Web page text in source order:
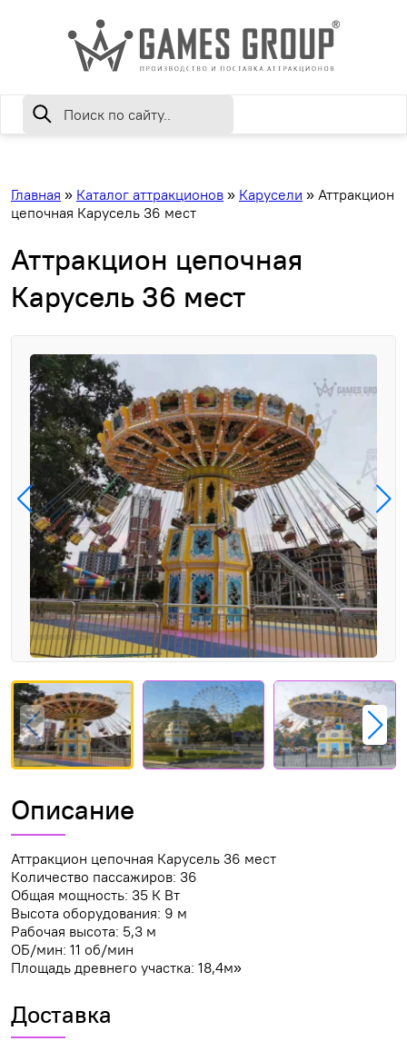
Главная » Каталог аттракционов » Карусели » Аттракцион
цепочная Карусель 36 мест
Аттракцион цепочная
Карусель 36 мест
Описание
Аттракцион цепочная Карусель 36 мест
Количество пассажиров: 36
Общая мощность: 35 К Вт
Высота оборудования: 9 м
Рабочая высота: 5,3 м
ОБ/мин: 11 об/мин
Площадь древнего участка: 18,4м»
Доставка